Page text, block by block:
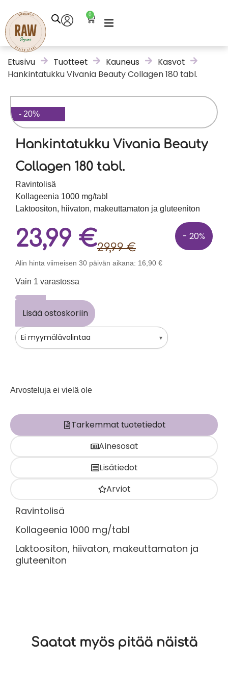
0
Etusivu Tuotteet Kauneus
Kasvot
Hankintatukku Vivania Beauty Collagen 180 tabl.
- 20%
Hankintatukku Vivania Beauty
Collagen 180 tabl.
Ravintolisä
Kollageenia 1000 mg/tabl
Laktoositon, hiivaton, makeuttamaton ja gluteeniton
29,99€
23,99 €
Alin hinta viimeisen 30 päivän aikana: 16,90 €
- 20%
Vain 1 varastossa
Lisää ostoskoriin
Ei myymälävalintaa ▾
Arvosteluja ei vielä ole
Tarkemmat tuotetiedot
Ainesosat
Lisätiedot
Arviot
Ravintolisä
Kollageenia 1000 mg/tabl
Laktoositon, hiivaton, makeuttamaton ja
gluteeniton
Saatat myös pitää näistä